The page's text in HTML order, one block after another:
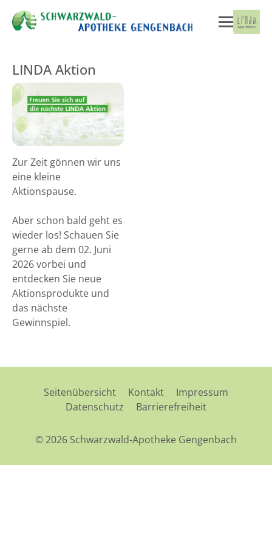
LINDA Aktion
Zur Zeit gönnen wir uns
eine kleine
Aktionspause.
Aber schon bald geht es
wieder los! Schauen Sie
gerne ab dem 02. Juni
2026 vorbei und
entdecken Sie neue
Aktionsprodukte und
das nächste
Gewinnspiel.
Seitenübersicht Kontakt
Impressum
Datenschutz
Barrierefreiheit
© 2026 Schwarzwald-Apotheke Gengenbach